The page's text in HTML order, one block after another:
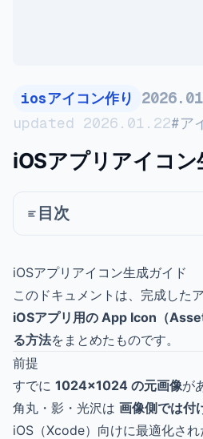
iosアイコン作り 2026. 01
updated 2026 . 01 . 22#ア
iOSアプリアイコン
目次
iOSアプリアイコン生成ガイド
このドキュメントは、完成した
iOSアプリ用の App Icon（
る方法をまとめたものです。
前提
すでに 1024×1024 の元画像が
角丸・影・光沢は 画像側では付
iOS（Xcode）向けに最適化さ